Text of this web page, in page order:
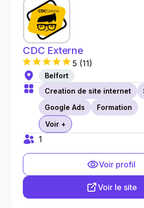
CDC Externe
5 (11)
Belfort
Creation de site internet
Google Ads
Formation
Voir +
1
Voir profil
Voir le site